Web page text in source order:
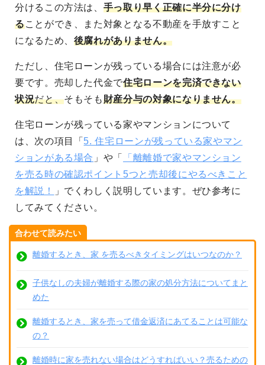
分けるこの方法は、 手っ取り早く正確に半分に分け
ることができ、また対象となる不動産を手放すこと
になるため、 後腐れがありません。
ただし、住宅ローンが残っている場合には注意が必
要です。売却した代金で住宅ローンを完済できない
状況だと、そもそも財産分与の対象になりません。
住宅ローンが残っている家やマンションについて
は、次の項目「 5. 住宅ローンが残っている家やマン
ションがある場合 」や「
「離離婚で家やマンション
を売る時の確認ポイント5つと売却後にやるべきこと
を解説！
」でくわしく説明しています。ぜひ参考に
してみてください。
合わせて読みたい
離婚するとき、家 を売るべきタイミングはいつなのか？
子供なしの夫婦が離婚する際の家の処分方法についてまと
めた
離婚するとき、家を売って借金返済にあてることは可能な
の？
離婚時に家を売れない場合はどうすればいい？売るための